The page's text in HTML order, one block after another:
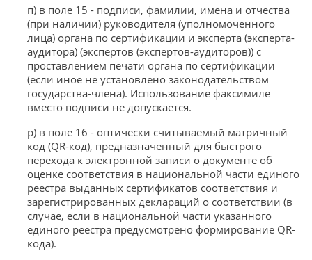
п) в поле 15 - подписи, фамилии, имена и отчества
(при наличии) руководителя (уполномоченного
лица) органа по сертификации и эксперта (эксперта-
аудитора) (экспертов (экспертов-аудиторов)) с
проставлением печати органа по сертификации
(если иное не установлено законодательством
государства-члена). Использование факсимиле
вместо подписи не допускается.
р) в поле 16 - оптически считываемый матричный
код (QR-код), предназначенный для быстрого
перехода к электронной записи о документе об
оценке соответствия в национальной части единого
реестра выданных сертификатов соответствия и
зарегистрированных деклараций о соответствии (в
случае, если в национальной части указанного
единого реестра предусмотрено формирование QR-
кода).